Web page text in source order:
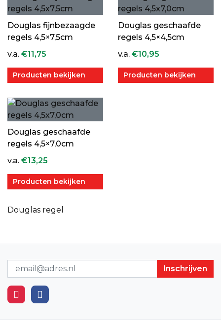
Douglas fijnbezaagde
regels 4,5×7,5cm
v.a. €11,75
Producten bekijken
Douglas geschaafde
regels 4,5×4,5cm
v.a. €10,95
Producten bekijken
Douglas geschaafde
regels 4,5×7,0cm
v.a. €13,25
Producten bekijken
Douglas regel
Nieuwsbrief